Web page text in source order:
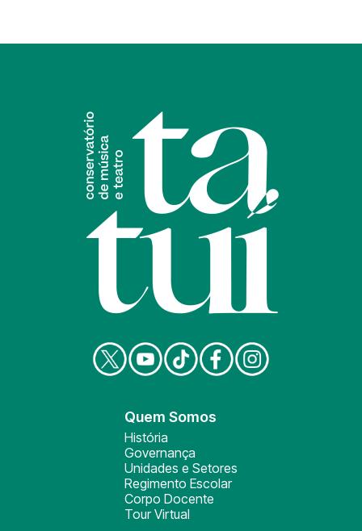
Quem Somos
História
Governança
Unidades e Setores
Regimento Escolar
Corpo Docente
Tour Virtual